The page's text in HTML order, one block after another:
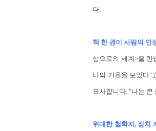
다.
책 한 권이 사람의 인
상으로의 세계>을 만
나의 거울을 보았다"
묘사합니다. "나는 큰
위대한 철학자, 정치